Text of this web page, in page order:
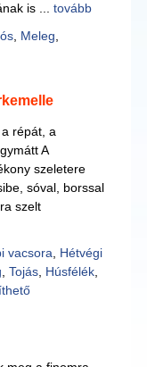
is ... tovább
, Meleg
répát, a
A
szeletere
sóval, borssal
szelt
vacsora
Hétvégi
Tojás, Húsfélék,